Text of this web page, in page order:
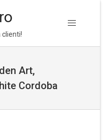
clienti!
Art,
Cordoba